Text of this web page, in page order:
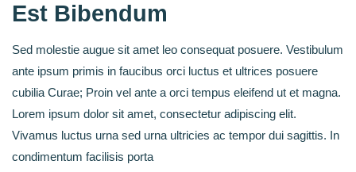
Est Bibendum
Sed molestie augue sit amet leo consequat posuere. Vestibulum
ante ipsum primis in faucibus orci luctus et ultrices posuere
cubilia Curae; Proin vel ante a orci tempus eleifend ut et magna.
Lorem ipsum dolor sit amet, consectetur adipiscing elit.
Vivamus luctus urna sed urna ultricies ac tempor dui sagittis. In
condimentum facilisis porta